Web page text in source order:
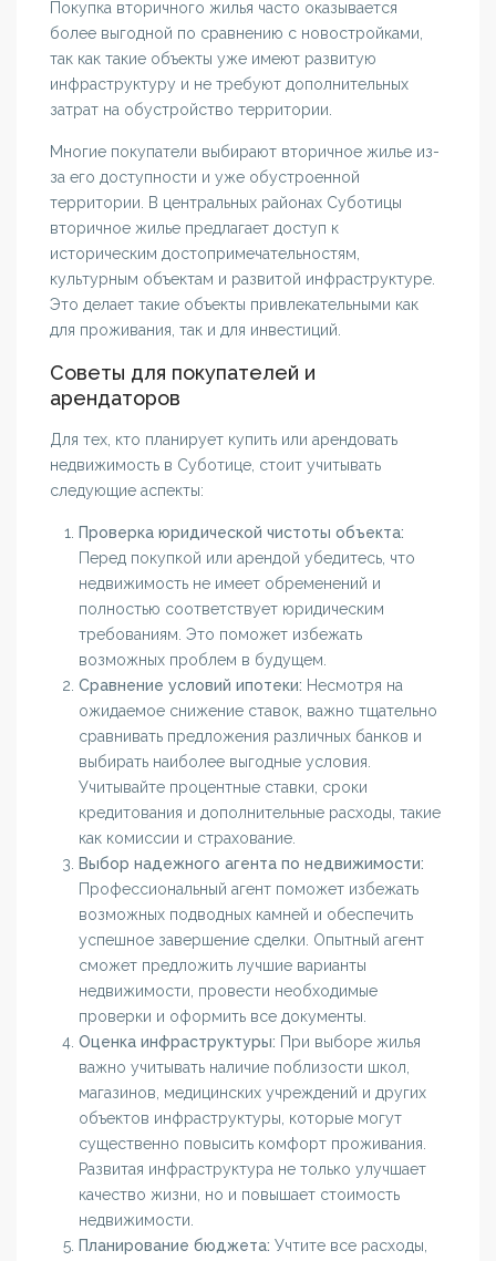
Покупка вторичного жилья часто оказывается
более выгодной по сравнению с новостройками,
так как такие объекты уже имеют развитую
инфраструктуру и не требуют дополнительных
затрат на обустройство территории.
Многие покупатели выбирают вторичное жилье из-
за его доступности и уже обустроенной
территории. В центральных районах Суботицы
вторичное жилье предлагает доступ к
историческим достопримечательностям,
культурным объектам и развитой инфраструктуре.
Это делает такие объекты привлекательными как
для проживания, так и для инвестиций.
Советы для покупателей и
арендаторов
Для тех, кто планирует купить или арендовать
недвижимость в Суботице, стоит учитывать
следующие аспекты:
Проверка юридической чистоты объекта:
Перед покупкой или арендой убедитесь, что
недвижимость не имеет обременений и
полностью соответствует юридическим
требованиям. Это поможет избежать
возможных проблем в будущем.
Сравнение условий ипотеки: Несмотря на
ожидаемое снижение ставок, важно тщательно
сравнивать предложения различных банков и
выбирать наиболее выгодные условия.
Учитывайте процентные ставки, сроки
кредитования и дополнительные расходы, такие
как комиссии и страхование.
Выбор надежного агента по недвижимости:
Профессиональный агент поможет избежать
возможных подводных камней и обеспечить
успешное завершение сделки. Опытный агент
сможет предложить лучшие варианты
недвижимости, провести необходимые
проверки и оформить все документы.
Оценка инфраструктуры: При выборе жилья
важно учитывать наличие поблизости школ,
магазинов, медицинских учреждений и других
объектов инфраструктуры, которые могут
существенно повысить комфорт проживания.
Развитая инфраструктура не только улучшает
качество жизни, но и повышает стоимость
недвижимости.
Планирование бюджета: Учтите все расходы,